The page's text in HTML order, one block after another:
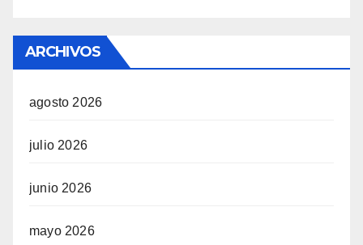
ARCHIVOS
agosto 2026
julio 2026
junio 2026
mayo 2026